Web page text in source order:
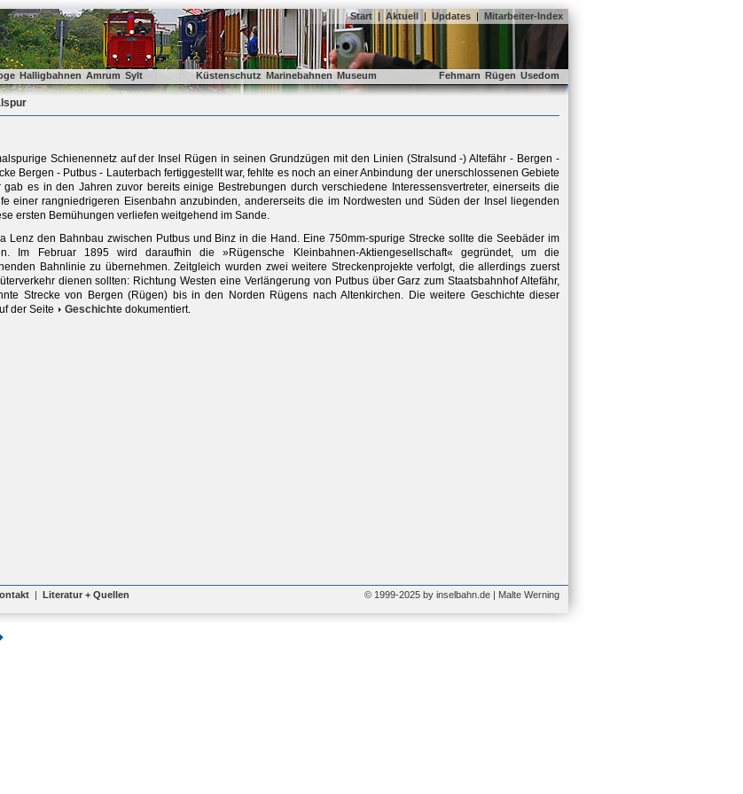
Start | Aktuell | Updates | Mitarbeiter-Index
Halligbahnen Amrum Sylt Küstenschutz Marinebahnen Museum Fehmarn Rügen Usedom
Schienennetz auf der Insel Rügen in seinen Grundzügen mit den Linien (Stralsund -) Altefähr - Bergen -
Bergen - Putbus - Lauterbach fertiggestellt war, fehlte es noch an einer Anbindung der unerschlossenen Gebiete
es in den Jahren zuvor bereits einige Bestrebungen durch verschiedene Interessensvertreter, einerseits die
einer rangniedrigeren Eisenbahn anzubinden, andererseits die im Nordwesten und Süden der Insel liegenden
ersten Bemühungen verliefen weitgehend im Sande.
Lenz den Bahnbau zwischen Putbus und Binz in die Hand. Eine 750mm-spurige Strecke sollte die Seebäder im
Im Februar 1895 wird daraufhin die »Rügensche Kleinbahnen-Aktiengesellschaft« gegründet, um die
Bahnlinie zu übernehmen. Zeitgleich wurden zwei weitere Streckenprojekte verfolgt, die allerdings zuerst
dienen sollten: Richtung Westen eine Verlängerung von Putbus über Garz zum Staatsbahnhof Altefähr,
Strecke von Bergen (Rügen) bis in den Norden Rügens nach Altenkirchen. Die weitere Geschichte dieser
der Seite
Geschichte dokumentiert.
| Literatur + Quellen © 1999-2025 by inselbahn.de | Malte Werning